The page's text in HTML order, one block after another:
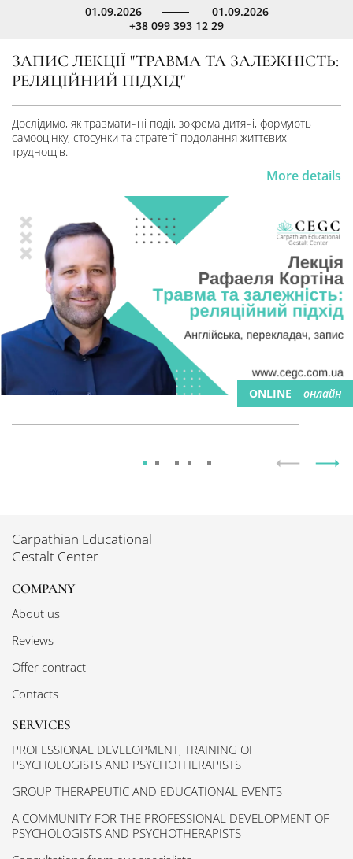
ONLINE онлайн
01.09.2026
01.09.2026
+38 099 393 12 29
ЗАПИС ЛЕКЦІЇ "ТРАВМА ТА ЗАЛЕЖНІСТЬ:
РЕЛЯЦІЙНИЙ ПІДХІД"
Дослідимо, як травматичні події, зокрема дитячі, формують
самооцінку, стосунки та стратегії подолання життєвих
труднощів.
More details
Carpathian Educational
Gestalt Center
COMPANY
About us
Reviews
Offer contract
Contacts
SERVICES
PROFESSIONAL DEVELOPMENT, TRAINING OF
PSYCHOLOGISTS AND PSYCHOTHERAPISTS
GROUP THERAPEUTIC AND EDUCATIONAL EVENTS
A COMMUNITY FOR THE PROFESSIONAL DEVELOPMENT OF
PSYCHOLOGISTS AND PSYCHOTHERAPISTS